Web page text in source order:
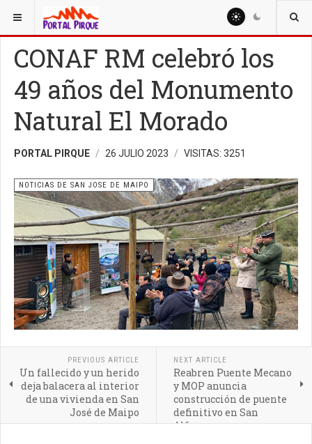
ESTÁ AQUÍ: NOTICIAS NOTICIAS DE SAN JOSE DE MAIPO
CONAF RM celebró los
49 años del Monumento
Natural El Morado
PORTAL PIRQUE 26 JULIO 2023 VISITAS: 3251
NOTICIAS DE SAN JOSE DE MAIPO
PREVIOUS ARTICLE
Un fallecido y un herido
deja balacera al interior
de una vivienda en San
José de Maipo
NEXT ARTICLE
Reabren Puente Mecano
y MOP anuncia
construcción de puente
definitivo en San
Alfonso